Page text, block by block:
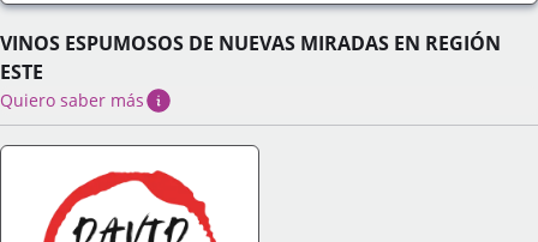
VINOS ESPUMOSOS DE NUEVAS MIRADAS EN REGIÓN
ESTE
Quiero saber más